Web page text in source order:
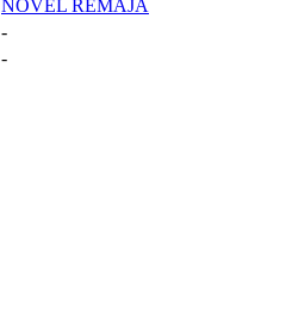
NOVEL REMAJA
-
-